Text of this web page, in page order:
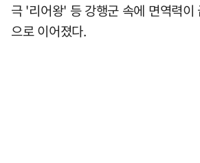
극 '리어왕' 등 강행군 속에 면역력이
으로 이어졌다.